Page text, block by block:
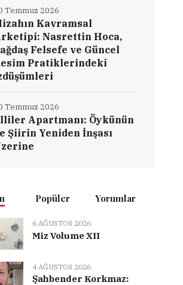
Kavramsal
Nasrettin Hoca,
Felsefe ve Güncel
Pratiklerindeki
Temmuz 2026
Apartmanı: Öykünün
Şiirin Yeniden İnşası
Temmuz 2026
Popüler Yorumlar
6 AĞUSTOS 2026
Miz Volume XII
4 AĞUSTOS 2026
Şahbender Korkmaz: